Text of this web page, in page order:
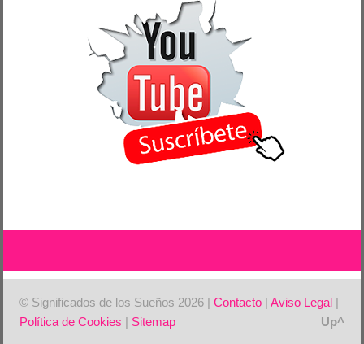
© Significados de los Sueños 2026 |Contacto |Aviso Legal |
Política de Cookies | Sitemap